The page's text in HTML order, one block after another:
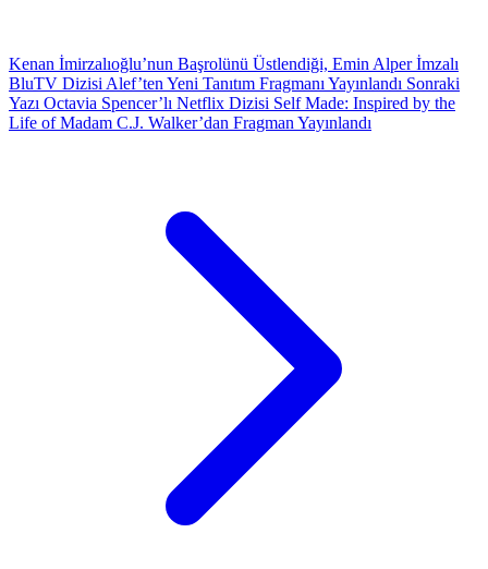
Kenan İmirzalıoğlu’nun Başrolünü Üstlendiği, Emin Alper İmzalı
BluTV Dizisi Alef’ten Yeni Tanıtım Fragmanı Yayınlandı Sonraki
Yazı Octavia Spencer’lı Netflix Dizisi Self Made: Inspired by the
Life of Madam C.J. Walker’dan Fragman Yayınlandı